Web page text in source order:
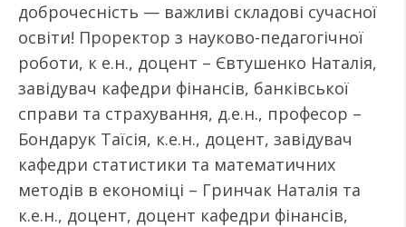
доброчесність — важливі складові сучасної
освіти! Проректор з науково-педагогічної
роботи, к е.н., доцент – Євтушенко Наталія,
завідувач кафедри фінансів, банківської
справи та страхування, д.е.н., професор –
Бондарук Таїсія, к.е.н., доцент, завідувач
кафедри статистики та математичних
методів в економіці – Гринчак Наталія та
к.е.н., доцент, доцент кафедри фінансів,